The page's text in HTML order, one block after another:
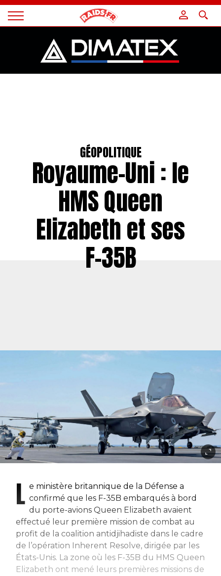
Magazine
GÉOPOLITIQUE
Royaume-Uni : le
HMS Queen
Elizabeth et ses
F-35B
L e ministère britannique de la Défense a
confirmé que les F-35B embarqués à bord
du porte-avions Queen Elizabeth avaient
effectué leur première mission de combat au
profit de la coalition antidjihadiste dans le cadre
de l’opération Inherent Resolve, dirigée par les
États-Unis. La zone où les F-35B du HMS Queen
Elizabeth ont mené leurs premières missions de
Panneau de gestion des cookies